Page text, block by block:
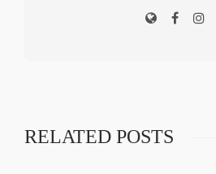
RELATED POSTS